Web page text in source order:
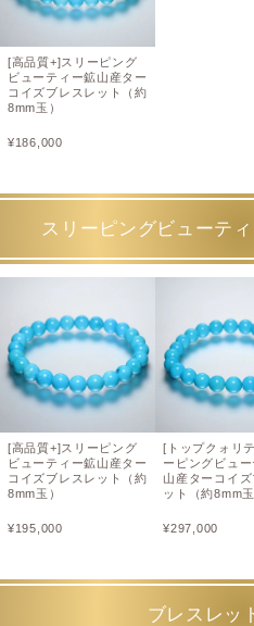
[高品質+]スリーピング
ビューティー鉱山産ター
コイズブレスレット（約
8mm玉）
¥186,000
スリーピングビューテ
[高品質+]スリーピング
ビューティー鉱山産ター
コイズブレスレット（約
8mm玉）
¥195,000
[トップクォリ
ーピングビュ
山産ターコイズ
ット（約8mm玉
¥297,000
ブレスレッ